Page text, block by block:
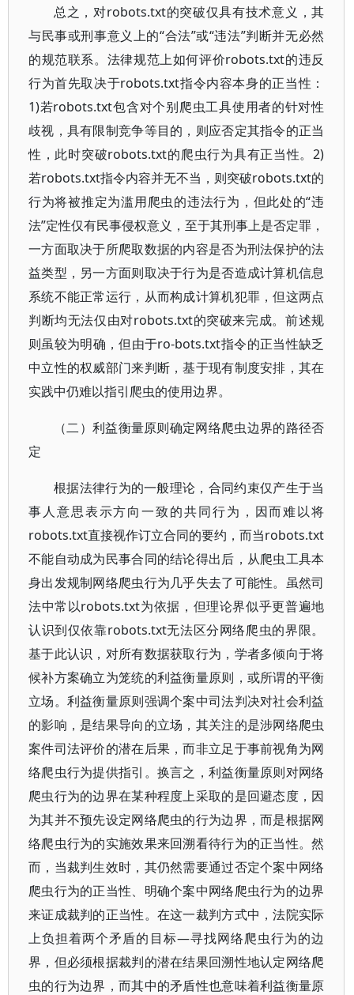
总之，对robots.txt的突破仅具有技术意义，其
与民事或刑事意义上的“合法”或“违法”判断并无必然
的规范联系。法律规范上如何评价robots.txt的违反
行为首先取决于robots.txt指令内容本身的正当性：
1)若robots.txt包含对个别爬虫工具使用者的针对性
歧视，具有限制竞争等目的，则应否定其指令的正当
性，此时突破robots.txt的爬虫行为具有正当性。2)
若robots.txt指令内容并无不当，则突破robots.txt的
行为将被推定为滥用爬虫的违法行为，但此处的“违
法”定性仅有民事侵权意义，至于其刑事上是否定罪，
一方面取决于所爬取数据的内容是否为刑法保护的法
益类型，另一方面则取决于行为是否造成计算机信息
系统不能正常运行，从而构成计算机犯罪，但这两点
判断均无法仅由对robots.txt的突破来完成。前述规
则虽较为明确，但由于ro-bots.txt指令的正当性缺乏
中立性的权威部门来判断，基于现有制度安排，其在
实践中仍难以指引爬虫的使用边界。
（二）利益衡量原则确定网络爬虫边界的路径否
定
根据法律行为的一般理论，合同约束仅产生于当
事人意思表示方向一致的共同行为，因而难以将
robots.txt直接视作订立合同的要约，而当robots.txt
不能自动成为民事合同的结论得出后，从爬虫工具本
身出发规制网络爬虫行为几乎失去了可能性。虽然司
法中常以robots.txt为依据，但理论界似乎更普遍地
认识到仅依靠robots.txt无法区分网络爬虫的界限。
基于此认识，对所有数据获取行为，学者多倾向于将
候补方案确立为笼统的利益衡量原则，或所谓的平衡
立场。利益衡量原则强调个案中司法判决对社会利益
的影响，是结果导向的立场，其关注的是涉网络爬虫
案件司法评价的潜在后果，而非立足于事前视角为网
络爬虫行为提供指引。换言之，利益衡量原则对网络
爬虫行为的边界在某种程度上采取的是回避态度，因
为其并不预先设定网络爬虫的行为边界，而是根据网
络爬虫行为的实施效果来回溯看待行为的正当性。然
而，当裁判生效时，其仍然需要通过否定个案中网络
爬虫行为的正当性、明确个案中网络爬虫行为的边界
来证成裁判的正当性。在这一裁判方式中，法院实际
上负担着两个矛盾的目标—寻找网络爬虫行为的边
界，但必须根据裁判的潜在结果回溯性地认定网络爬
虫的行为边界，而其中的矛盾性也意味着利益衡量原